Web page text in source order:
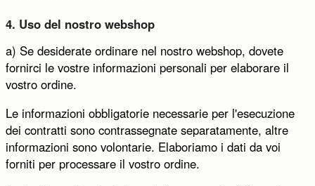
4. Uso del nostro webshop
a) Se desiderate ordinare nel nostro webshop, dovete
fornirci le vostre informazioni personali per elaborare il
vostro ordine.
Le informazioni obbligatorie necessarie per l'esecuzione
dei contratti sono contrassegnate separatamente, altre
informazioni sono volontarie. Elaboriamo i dati da voi
forniti per processare il vostro ordine.